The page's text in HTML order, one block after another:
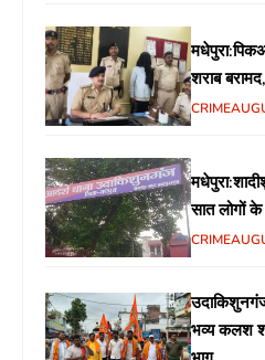
शराब
CRIME
सात लोगों
CRIME
भव्य कलश